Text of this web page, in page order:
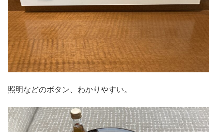
照明などのボタン、わかりやすい。